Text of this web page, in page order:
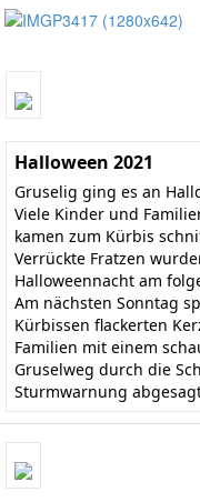
Halloween 2021
Gruselig ging es an
Viele Kinder und
kamen zum Kürbis
Verrückte Fratzen
Halloweennacht am
Am nächsten Sonntag
Kürbissen flackerten
Familien mit einem
Gruselweg durch die
Sturmwarnung